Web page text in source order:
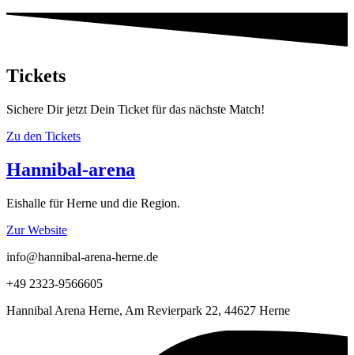
Tickets
Sichere Dir jetzt Dein Ticket für das nächste Match!
Zu den Tickets
Hannibal-arena
Eishalle für Herne und die Region.
Zur Website
info@hannibal-arena-herne.de
+49 2323-9566605
Hannibal Arena Herne, Am Revierpark 22, 44627 Herne